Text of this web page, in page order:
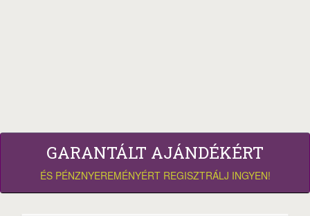
GARANTÁLT AJÁNDÉKÉRT
ÉS PÉNZNYEREMÉNYÉRT REGISZTRÁLJ INGYEN!